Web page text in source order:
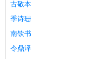
古敬本
季诗珊
南钦书
令鼎泽